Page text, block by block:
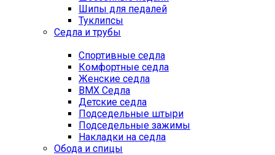
Шипы для педалей
Туклипсы
Седла и трубы
Спортивные седла
Комфортные седла
Женские седла
BMX Седла
Детские седла
Подседельные штыри
Подседельные зажимы
Накладки на седла
Обода и спицы